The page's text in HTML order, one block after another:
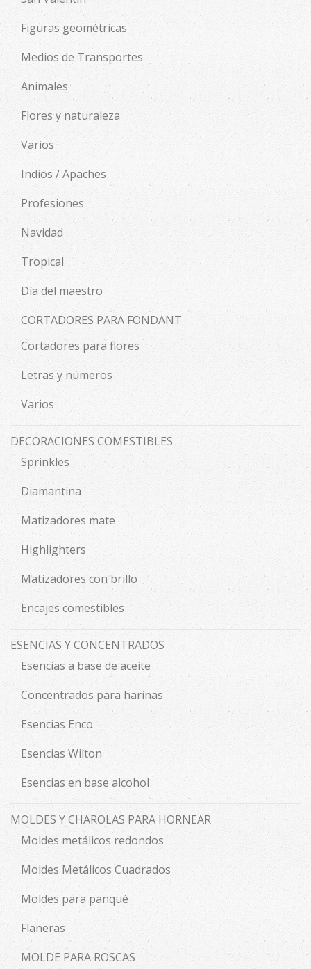
Figuras geométricas
Medios de Transportes
Animales
Flores y naturaleza
Varios
Indios / Apaches
Profesiones
Navidad
Tropical
Día del maestro
CORTADORES PARA FONDANT
Cortadores para flores
Letras y números
Varios
DECORACIONES COMESTIBLES
Sprinkles
Diamantina
Matizadores mate
Highlighters
Matizadores con brillo
Encajes comestibles
ESENCIAS Y CONCENTRADOS
Esencias a base de aceite
Concentrados para harinas
Esencias Enco
Esencias Wilton
Esencias en base alcohol
MOLDES Y CHAROLAS PARA HORNEAR
Moldes metálicos redondos
Moldes Metálicos Cuadrados
Moldes para panqué
Flaneras
MOLDE PARA ROSCAS